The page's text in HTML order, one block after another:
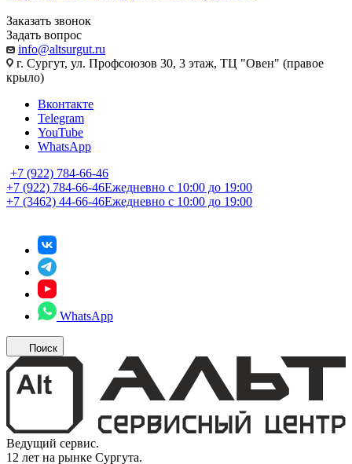
Заказать звонок
Задать вопрос
info@altsurgut.ru
г. Сургут, ул. Профсоюзов 30, 3 этаж, ТЦ "Овен" (правое
крыло)
Вконтакте
Telegram
YouTube
WhatsApp
+7 (922) 784-66-46
+7 (922) 784-66-46Ежедневно с 10:00 до 19:00
+7 (3462) 44-66-46Ежедневно с 10:00 до 19:00
WhatsApp
Поиск
Ведущий сервис.
12 лет на рынке Сургута.